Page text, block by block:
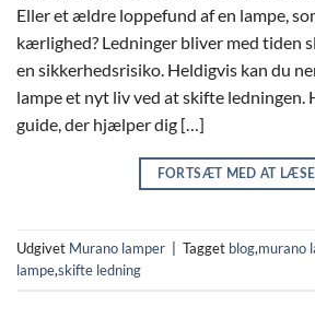
Eller et ældre loppefund af en lampe,
kærlighed? Ledninger bliver med tiden
en sikkerhedsrisiko. Heldigvis kan du
lampe et nyt liv ved at skifte ledningen.
guide, der hjælper dig […]
FORTSÆT MED AT LÆSE
Udgivet Murano lamper Tagget blog,murano
lampe,skifte ledning